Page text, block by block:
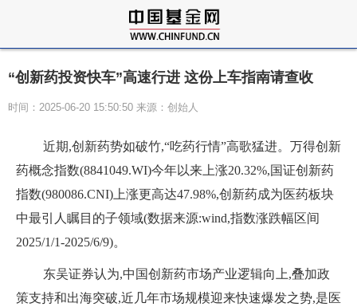
“创新药投资快车”高速行进 这份上车指南请查收
时间：2025-06-20 15:50:50 来源：创始人
近期,创新药势如破竹,“吃药行情”高歌猛进。万得创新
药概念指数(8841049.WI)今年以来上涨20.32%,国证创新药
指数(980086.CNI)上涨更高达47.98%,创新药成为医药板块
中最引人瞩目的子领域(数据来源:wind,指数涨跌幅区间
2025/1/1-2025/6/9)。
东吴证券认为,中国创新药市场产业逻辑向上,叠加政
策支持和出海突破,近几年市场规模迎来快速爆发之势,是医